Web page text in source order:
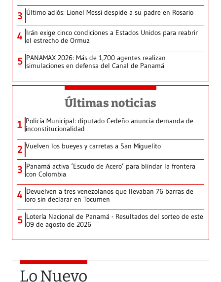
3 Último adiós: Lionel Messi despide a su padre en Rosario
4 Irán exige cinco condiciones a Estados Unidos para reabrir
el estrecho de Ormuz
5 PANAMAX 2026: Más de 1,700 agentes realizan
simulaciones en defensa del Canal de Panamá
Últimas noticias
1 Policía Municipal: diputado Cedeño anuncia demanda de
inconstitucionalidad
2 Vuelven los bueyes y carretas a San Miguelito
3 Panamá activa ‘Escudo de Acero’ para blindar la frontera
con Colombia
4 Devuelven a tres venezolanos que llevaban 76 barras de
oro sin declarar en Tocumen
5 Lotería Nacional de Panamá - Resultados del sorteo de este
09 de agosto de 2026
Lo Nuevo